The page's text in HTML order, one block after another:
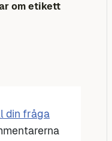
om etikett
din fråga